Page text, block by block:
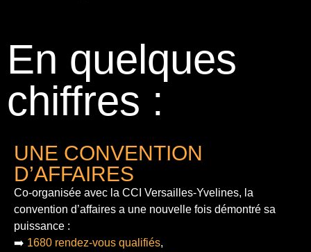
En quelques
chiffres :
UNE CONVENTION
D’AFFAIRES
Co-organisée avec la CCI Versailles-Yvelines, la
convention d’affaires a une nouvelle fois démontré sa
puissance :
➡️ 1680 rendez-vous qualifiés,